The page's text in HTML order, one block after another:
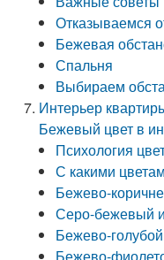
Отказываемся
Бежевая
Спальня
Выбираем
Интерьер
Бежевый цвет в
Психология
С какими
Бежево-
Серо-бежевый
Бежево-